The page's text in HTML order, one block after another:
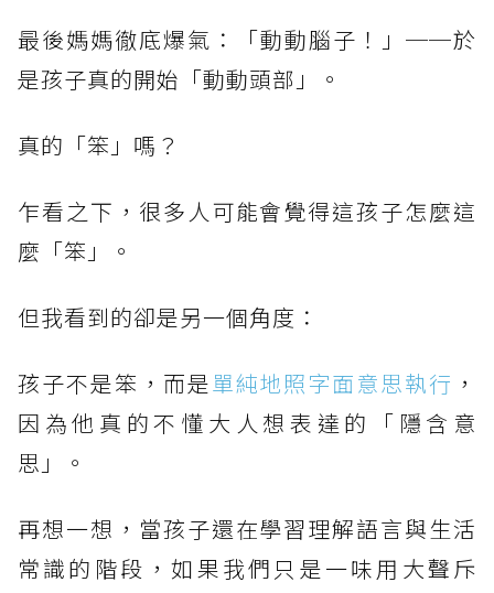
最後媽媽徹底爆氣：「動動腦子！」──於
是孩子真的開始「動動頭部」。
真的「笨」嗎？
乍看之下，很多人可能會覺得這孩子怎麼這
麼「笨」。
但我看到的卻是另一個角度：
孩子不是笨，而是單純地照字面意思執行 ，
因為他真的不懂大人想表達的「隱含意
思」。
再想一想，當孩子還在學習理解語言與生活
常識的階段，如果我們只是一味用大聲斥